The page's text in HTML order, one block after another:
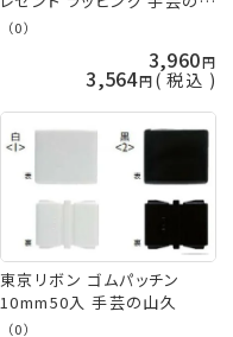
久
（0）
3,960
3,564 税込
東京リボン ゴムパッチン
10mm50入 手芸の山久
（0）